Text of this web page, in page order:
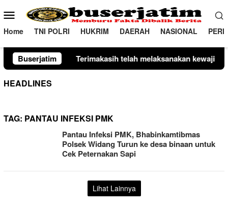
ke
konten
Menu
Mobile
Home TNI POLRI HUKRIM DAERAH NASIONAL
Buserjatim
Terimakasih telah melaksanakan kewajiban perpajakan
HEADLINES
TAG: PANTAU INFEKSI PMK
Pantau Infeksi PMK, Bhabinkamtibmas
Polsek Widang Turun ke desa binaan untuk
Cek Peternakan Sapi
Lihat Lainnya